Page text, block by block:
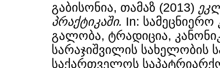
გაბისონია, თამაზ (2013)
პრაქტიკაში. In:
გალობა, ტრადიცია,
სარაჯიშვილის სახელობის
საქართველოს